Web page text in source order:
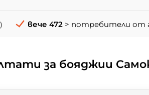
вече 472 > потребители от
за бояджии